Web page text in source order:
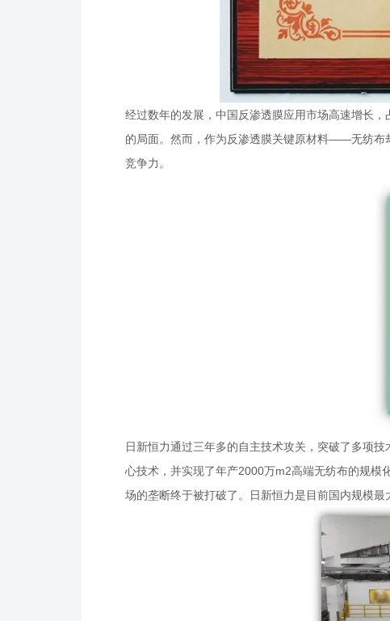
经过数年的发展，中国反渗透膜应用市场高速增长
的局面。然而，作为反渗透膜关键原材料——无纺布
竞争力。
日新恒力通过三年多的自主技术攻关，突破了多项
心技术，并实现了年产2000万m2高端无纺布的规模
场的垄断终于被打破了。日新恒力是目前国内规模